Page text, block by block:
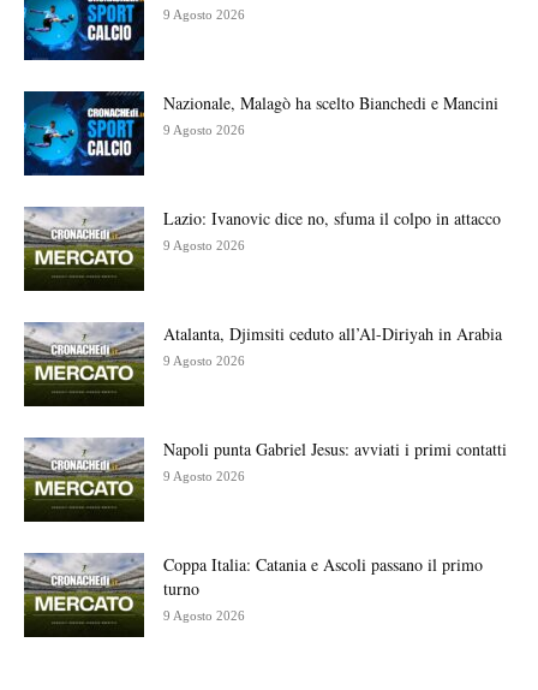
9 Agosto 2026
Nazionale, Malagò ha scelto Bianchedi e Mancini
9 Agosto 2026
Lazio: Ivanovic dice no, sfuma il colpo in attacco
9 Agosto 2026
Atalanta, Djimsiti ceduto all’Al-Diriyah in Arabia
9 Agosto 2026
Napoli punta Gabriel Jesus: avviati i primi contatti
9 Agosto 2026
Coppa Italia: Catania e Ascoli passano il primo
turno
9 Agosto 2026